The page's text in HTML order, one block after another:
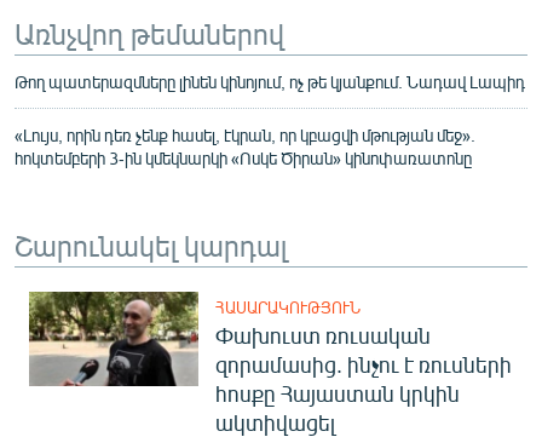
Առնչվող թեմաներով
Թող պատերազմները լինեն կինոյում, ոչ թե կյանքում. Նադավ Լապիդ
«Լույս, որին դեռ չենք հասել, էկրան, որ կբացվի մթության մեջ».
հոկտեմբերի 3-ին կմեկնարկի «Ոսկե Ծիրան» կինոփառատոնը
Շարունակել կարդալ
ՀԱՍԱՐԱԿՈՒԹՅՈՒՆ
Փախուստ ռուսական
զորամասից. ինչու է ռուսների
հոսքը Հայաստան կրկին
ակտիվացել